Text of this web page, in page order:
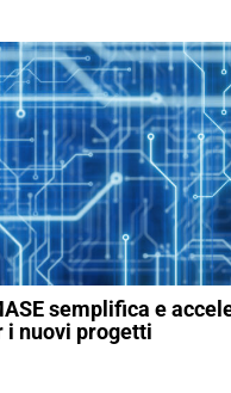
semplifica e
nuovi progetti